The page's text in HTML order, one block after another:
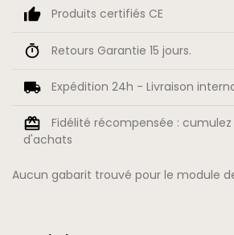
Produits certifiés CE
Retours Garantie 15 jours.
Expédition 24h - Livraison
Fidélité récompensée : cumulez
d'achats
Aucun gabarit trouvé pour le module